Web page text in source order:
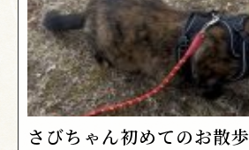
さびちゃん初めてのお散歩